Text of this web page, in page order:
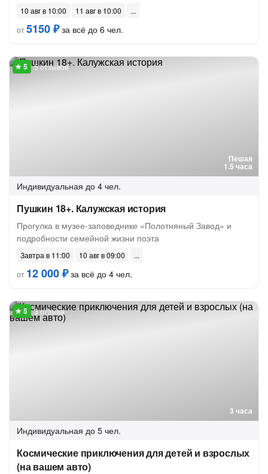
10 авг в 10:00
11 авг в 10:00
от5150 ₽за всё до 6 чел.
Пешая
1.5 часа
5 отзывов
Индивидуальная до 4 чел.
Пушкин 18+. Калужская история
Прогулка в музее-заповеднике «Полотняный Завод» и
подробности семейной жизни поэта
Завтра в 11:00
10 авг в 09:00
от 12 000 ₽за всё до 4 чел.
3 часа
3 отзыва
Индивидуальная до 5 чел.
Космические приключения для детей и взрослых
(на вашем авто)